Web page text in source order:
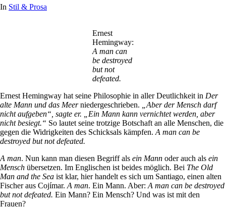
In Stil & Prosa
Ernest
Hemingway:
A man can
be destroyed
but not
defeated.
Ernest Hemingway hat seine Philosophie in aller Deutlichkeit in Der
alte Mann und das Meerniedergeschrieben.
„Aber der Mensch darf
nicht aufgeben“, sagte er. „Ein Mann kann vernichtet werden, aber
nicht besiegt.“ So lautet seine trotzige Botschaft an alle Menschen, die
gegen die Widrigkeiten des Schicksals kämpfen. A man can be
destroyed but not defeated.
A man. Nun kann man diesen Begriff als ein Mann oder auch als ein
Mensch übersetzen. Im Englischen ist beides möglich. Bei The Old
Man and the Sea ist klar, hier handelt es sich um Santiago, einen alten
Fischer aus Cojímar. A man. Ein Mann. Aber: A man can be destroyed
but not defeated. Ein Mann? Ein Mensch? Und was ist mit den
Frauen?